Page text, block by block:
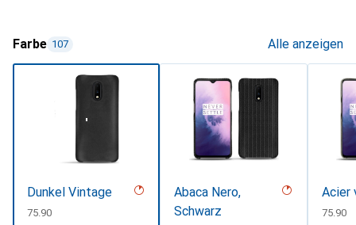
Farbe 107 Alle anzeigen
Dunkel Vintage
CHF
75.90
Abaca Nero,
Schwarz
Acier
CHF
75.90